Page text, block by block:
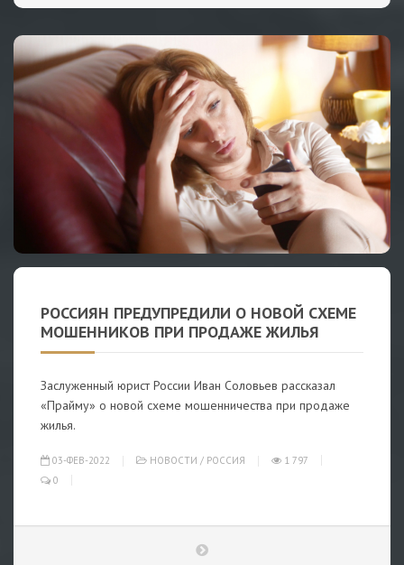
РОССИЯН ПРЕДУПРЕДИЛИ О НОВОЙ СХЕМЕ
МОШЕННИКОВ ПРИ ПРОДАЖЕ ЖИЛЬЯ
Заслуженный юрист России Иван Соловьев рассказал
«Прайму» о новой схеме мошенничества при продаже
жилья.
03-ФЕВ-2022 НОВОСТИ / РОССИЯ
1 797
0